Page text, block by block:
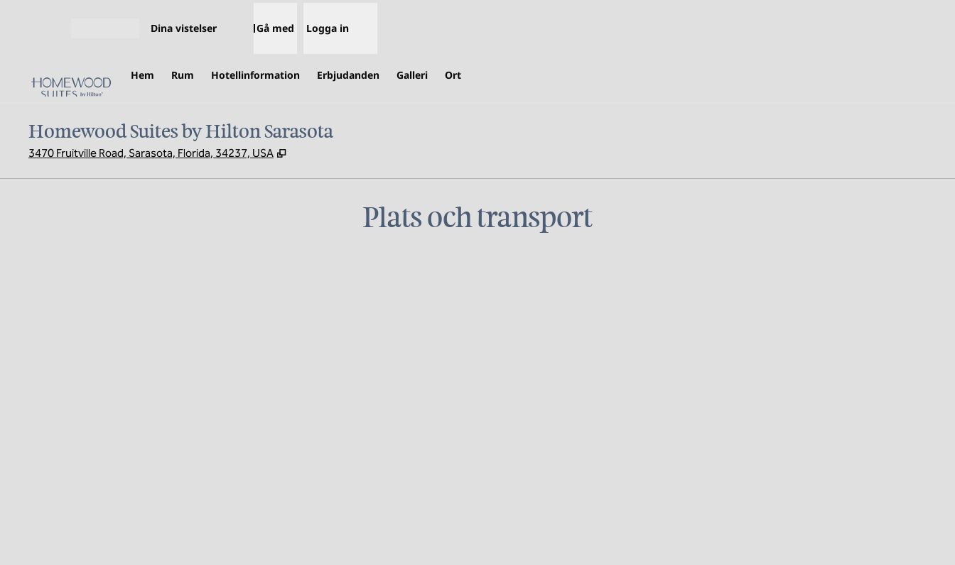
Dina vistelser Gå med Logga in
Hem Rum Hotellinformation Erbjudanden Galleri Ort
Homewood Suites by Hilton Sarasota
3470 Fruitville Road, Sarasota, Florida, 34237, USA ,
Plats och transport